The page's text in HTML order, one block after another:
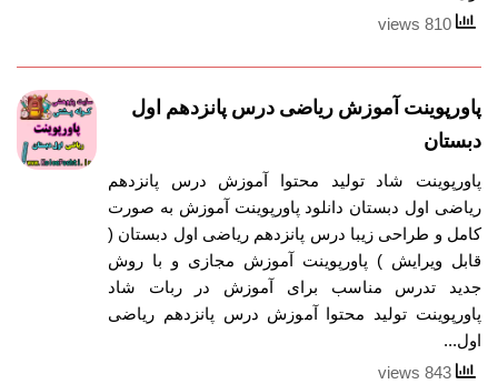
پاورپوینت آموزش ریاضی درس پانزدهم اول
دبستان
پاورپوینت شاد تولید محتوا آموزش درس پانزدهم
ریاضی اول دبستان دانلود پاورپوینت آموزش به صورت
کامل و طراحی زیبا درس پانزدهم ریاضی اول دبستان (
قابل ویرایش ) پاورپوینت آموزش مجازی و با روش
جدید تدرس مناسب برای آموزش در ربات شاد
پاورپوینت تولید محتوا آموزش درس پانزدهم ریاضی
اول...